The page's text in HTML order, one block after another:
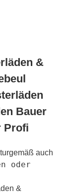
&
Bauer
Profi
auch
oder
&